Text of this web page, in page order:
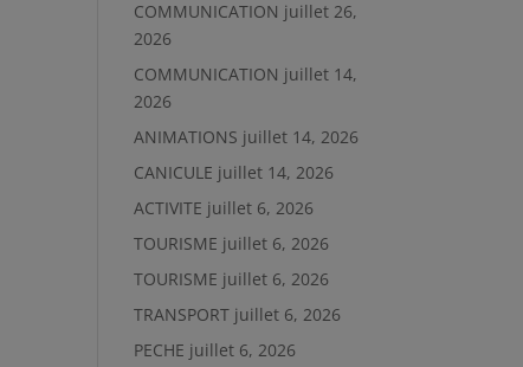
COMMUNICATION juillet 26,
2026
COMMUNICATION juillet 14,
2026
ANIMATIONS juillet 14, 2026
CANICULE juillet 14, 2026
ACTIVITE juillet 6, 2026
TOURISME juillet 6, 2026
TOURISME juillet 6, 2026
TRANSPORT juillet 6, 2026
PECHE juillet 6, 2026